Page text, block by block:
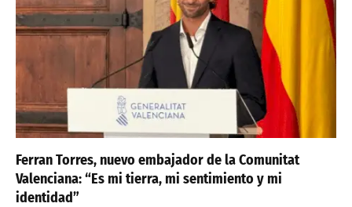
Ferran Torres, nuevo embajador de la Comunitat
Valenciana: “Es mi tierra, mi sentimiento y mi
identidad”